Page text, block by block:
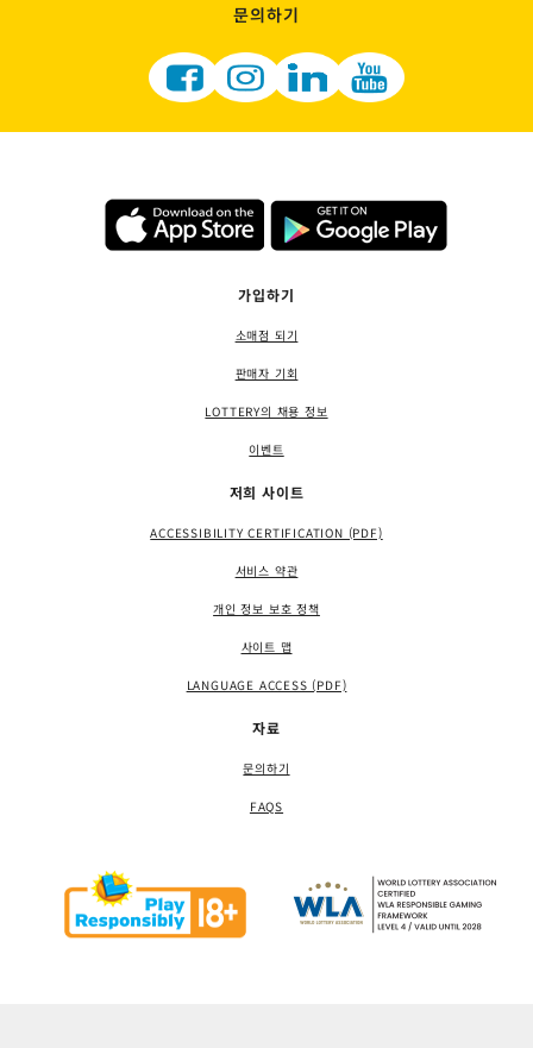
문의하기
가입하기
소매점 되기
판매자 기회
LOTTERY의 채용 정보
이벤트
저희 사이트
ACCESSIBILITY CERTIFICATION (PDF)
서비스 약관
개인 정보 보호 정책
사이트 맵
LANGUAGE ACCESS (PDF)
자료
문의하기
FAQS